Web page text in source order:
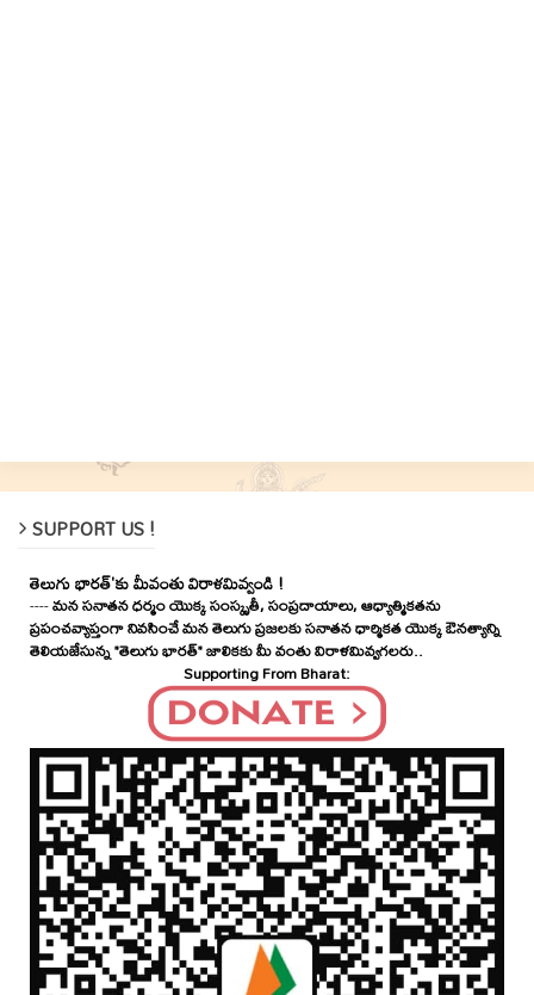
SUPPORT US !
తెలుగు భారత్'కు మీవంతు విరాళమివ్వండి !
----మన సనాతన ధర్మం యొక్క సంస్కృతీ, సంప్రదాయాలు, ఆధ్యాత్మికతను
ప్రపంచవ్యాప్తంగా నివసించే మన తెలుగు ప్రజలకు సనాతన ధార్మికత యొక్క ఔనత్యాన్ని
తెలియజేసున్న "తెలుగు భారత్" జాలికకు మీ వంతు విరాళమివ్వగలరు..
Supporting From Bharat: